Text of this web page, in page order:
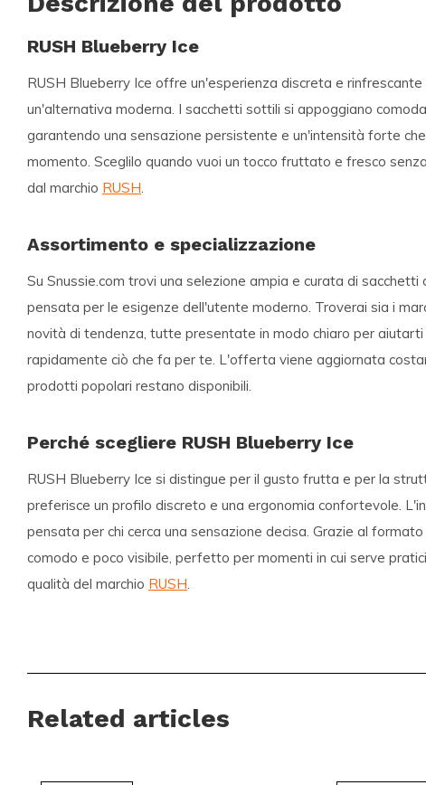
RUSH Blueberry Ice
RUSH Blueberry Ice offre un'esperienza discreta e
un'alternativa moderna. I sacchetti sottili si appoggiano
garantendo una sensazione persistente e un'intensità forte
momento. Sceglilo quando vuoi un tocco fruttato e fresco
dal marchio RUSH
Assortimento e specializzazione
Su Snussie.com trovi una selezione ampia e curata di sacchetti
pensata per le esigenze dell'utente moderno. Troverai sia i
novità di tendenza, tutte presentate in modo chiaro per aiutarti
rapidamente ciò che fa per te. L'offerta viene aggiornata
prodotti popolari restano disponibili.
Perché scegliere RUSH Blueberry Ice
RUSH Blueberry Ice si distingue per il gusto frutta e per la
preferisce un profilo discreto e una ergonomia confortevole.
pensata per chi cerca una sensazione decisa. Grazie al
comodo e poco visibile, perfetto per momenti in cui serve
qualità del marchio RUSH
Consegne internazionali rapide e affidabili
Nuove varianti e gusti disponibili regolarmente
Assistenza clienti pronta a rispondere alle tue domande
Related articles